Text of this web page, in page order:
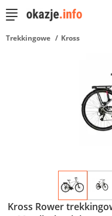
Trekkingowe Kross
Kross Rower